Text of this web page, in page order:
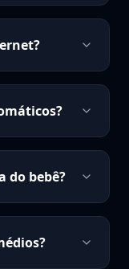
do bebê?